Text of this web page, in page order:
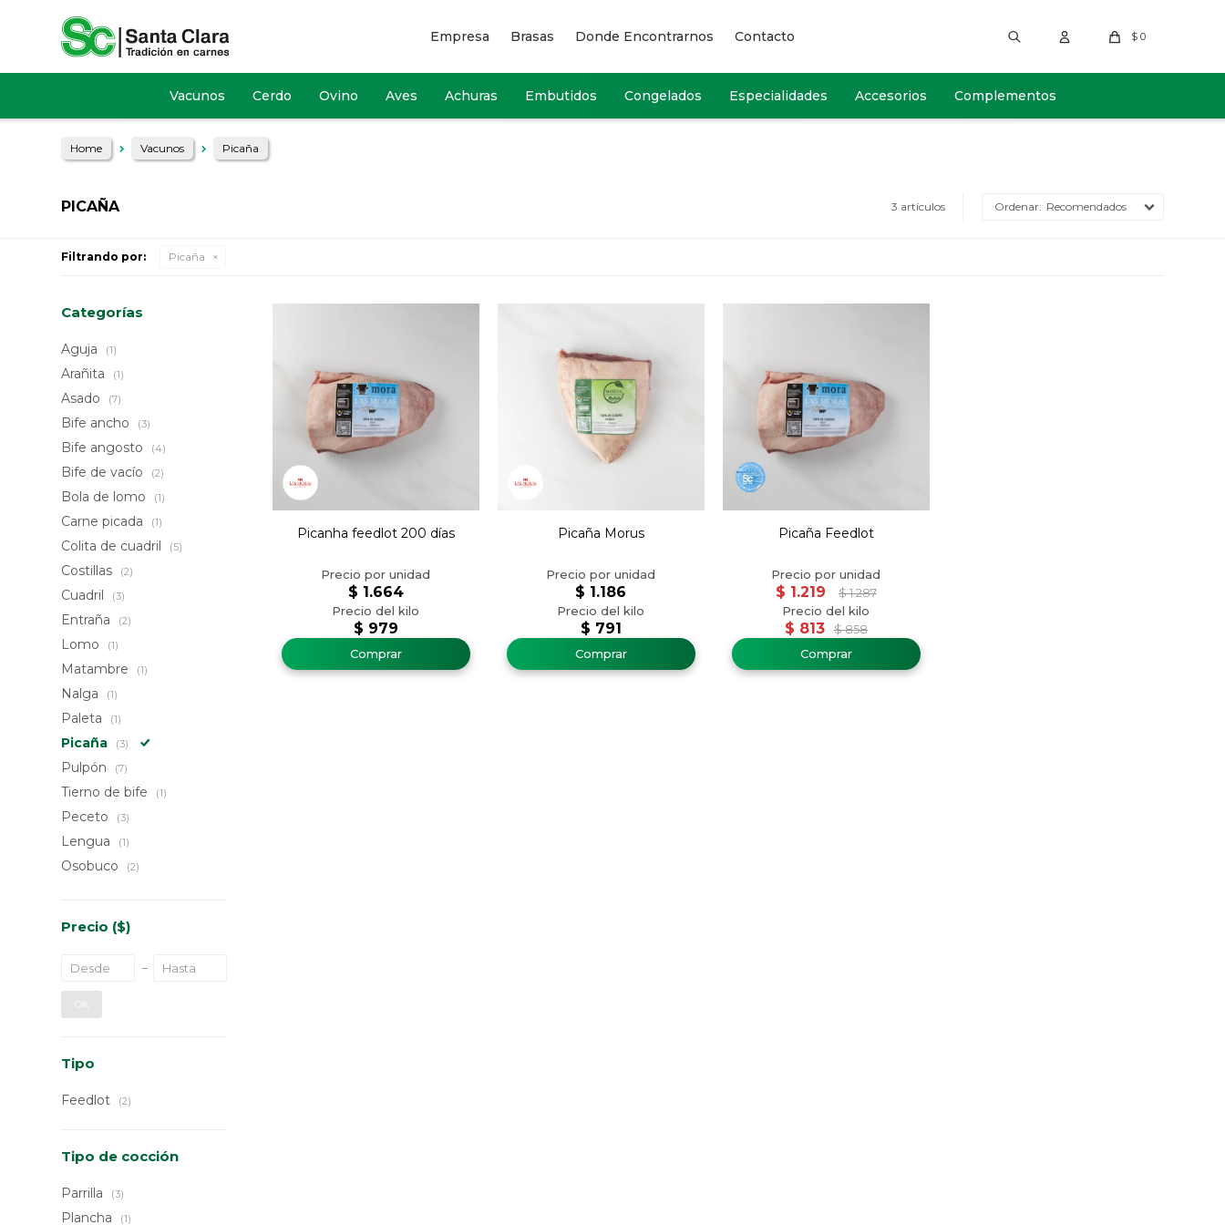
Vacunos Cerdo Ovino Aves Achuras Embutidos Congelados Especialidades Accesorios Complementos
$ 0
Empresa Brasas Donde Encontrarnos Contacto
Home Vacunos Picaña
PICAÑA 3 artículos Recomendados
Filtrando por: Picaña
Picanha feedlot 200 días
$ 979
$ 1.664
Picaña Morus
$ 791
$ 1.186
Picaña Feedlot
$ 813 $ 858
$ 1.219 $ 1.287
Categorías
Aguja (1)
Arañita (1)
Asado (7)
Bife ancho (3)
Bife angosto (4)
Bife de vacío (2)
Bola de lomo (1)
Carne picada (1)
Colita de cuadril (5)
Costillas (2)
Cuadril (3)
Entraña (2)
Lomo (1)
Matambre (1)
Nalga (1)
Paleta (1)
Picaña (3)
Pulpón (7)
Tierno de bife (1)
Peceto (3)
Lengua (1)
Osobuco (2)
Precio ($)
OK
Tipo
Feedlot (2)
Tipo de cocción
Parrilla (3)
Plancha (1)